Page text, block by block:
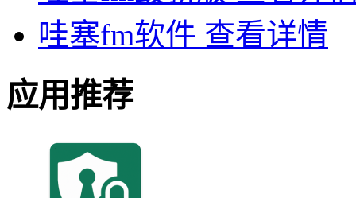
哇塞fm软件 查看详情
应用推荐